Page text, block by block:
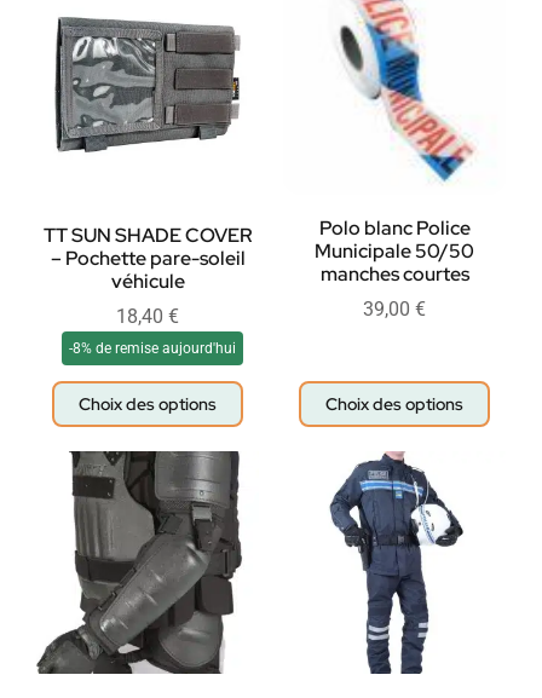
TT SUN SHADE COVER
– Pochette pare-soleil
véhicule
18,40 €
-8% de remise aujourd'hui
Choix des options
Polo blanc Police
Municipale 50/50
manches courtes
39,00 €
Choix des options